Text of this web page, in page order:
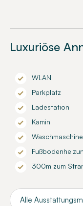
Luxuriöse
WLAN
Parkplatz
Ladestation
Kamin
Waschmaschine
300m zum
Alle